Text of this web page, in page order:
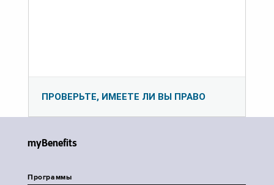
ПРОВЕРЬТЕ, ИМЕЕТЕ ЛИ ВЫ ПРАВО
myBenefits
Программы